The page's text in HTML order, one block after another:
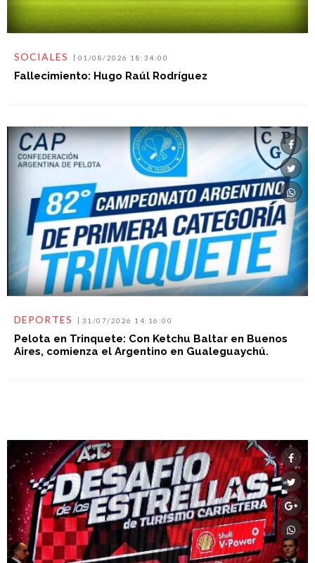
SOCIALES 01/08/2026 18:34:00
Fallecimiento: Hugo Raúl Rodríguez
DEPORTES 31/07/2026 14:16:00
Pelota en Trinquete: Con Ketchu Baltar en Buenos
Aires, comienza el Argentino en Gualeguaychú.